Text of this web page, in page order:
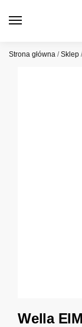
Strona główna /Sklep
Wella